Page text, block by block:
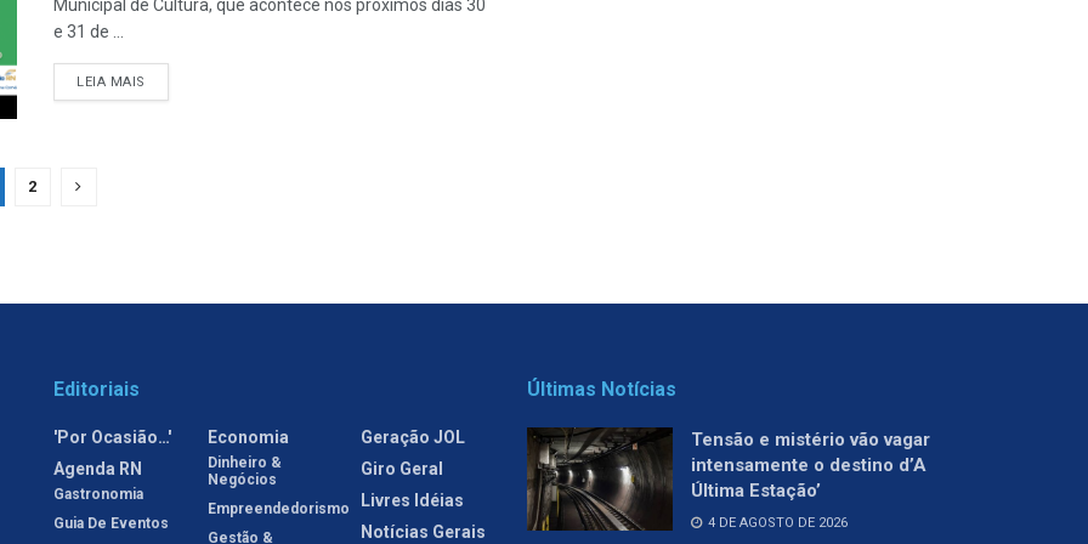
Municipal de Cultura, que acontece nos próximos dias 30
e 31 de ...
LEIA MAIS
2
Editoriais
'Por Ocasião…'
Agenda RN
Gastronomia
Guia De Eventos
Economia
Dinheiro &
Negócios
Empreendedorismo
Gestão &
Geração JOL
Giro Geral
Livres Idéias
Notícias Gerais
Últimas Notícias
Tensão e mistério vão vagar
intensamente o destino d’A
Última Estação’
4 DE AGOSTO DE 2026